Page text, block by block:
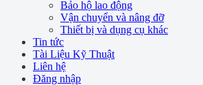
Bảo hộ lao động
Vận chuyển và nâng đỡ
Thiết bị và dụng cụ khác
Tin tức
Tài Liệu Kỹ Thuật
Liên hệ
Đăng nhập